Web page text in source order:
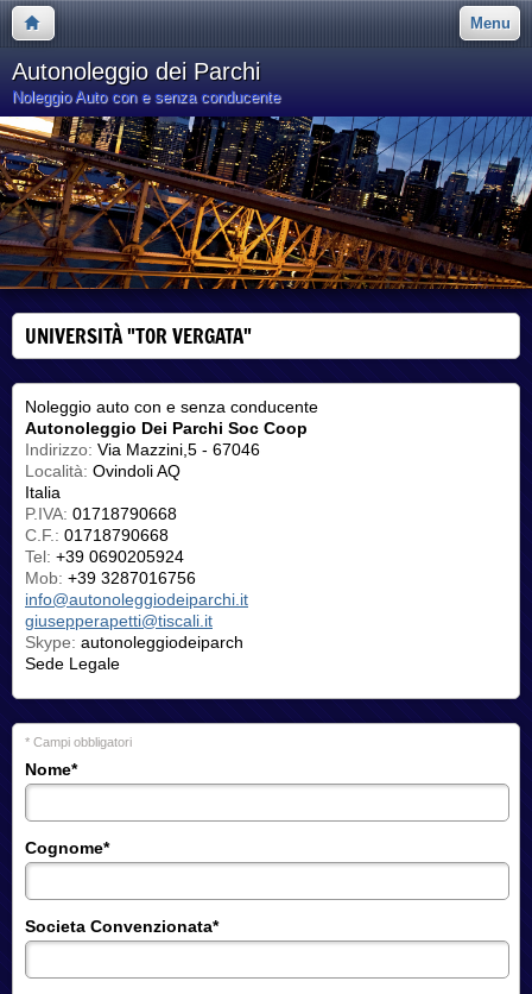
Menu
Autonoleggio dei Parchi
Noleggio Auto con e senza conducente
UNIVERSITÀ "TOR VERGATA"
Noleggio auto con e senza conducente
Autonoleggio Dei Parchi Soc Coop
Indirizzo: Via Mazzini,5 - 67046
Località: Ovindoli AQ
Italia
P.IVA: 01718790668
C.F.: 01718790668
Tel: +39 0690205924
Mob: +39 3287016756
info@autonoleggiodeiparchi.it
giusepperapetti@tiscali.it
Skype: autonoleggiodeiparch
Sede Legale
* Campi obbligatori
Nome*
Cognome*
Societa Convenzionata*